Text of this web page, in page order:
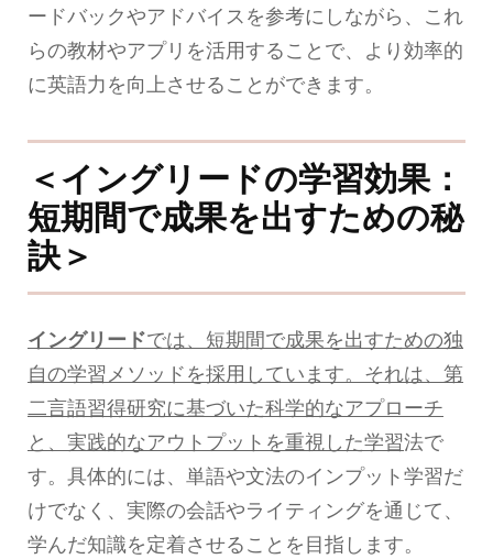
ードバックやアドバイスを参考にしながら、これ
らの教材やアプリを活用することで、より効率的
に英語力を向上させることができます。
＜イングリードの学習効果：
短期間で成果を出すための秘
訣＞
イングリードでは、短期間で成果を出すための独
自の学習メソッドを採用しています。それは、第
二言語習得研究に基づいた科学的なアプローチ
と、実践的なアウトプットを重視した学習法で
す。具体的には、単語や文法のインプット学習だ
けでなく、実際の会話やライティングを通じて、
学んだ知識を定着させることを目指します。